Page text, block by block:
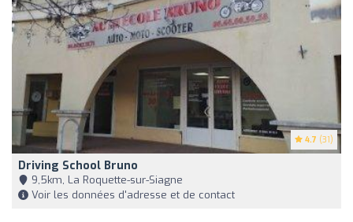
4.7 (31)
Driving School Bruno
9,5km, La Roquette-sur-Siagne
Voir les données d'adresse et de contact